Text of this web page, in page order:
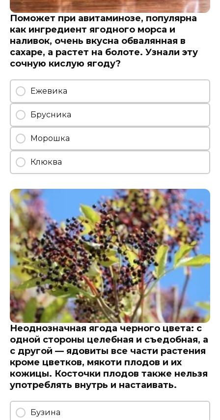
Поможет при авитаминозе, популярна
как ингредиент ягодного морса и
наливок, очень вкусна обвалянная в
сахаре, а растет на болоте. Узнали эту
сочную кислую ягоду?
Ежевика
Брусника
Морошка
Клюква
Неоднозначная ягода черного цвета: с
одной стороны целебная и съедобная, а
с другой — ядовиты все части растения
кроме цветков, мякоти плодов и их
кожицы. Косточки плодов также нельзя
употреблять внутрь и настаивать.
Бузина